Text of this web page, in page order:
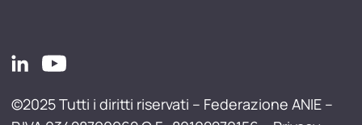
©2025 Tutti i diritti riservati – Federazione ANIE –